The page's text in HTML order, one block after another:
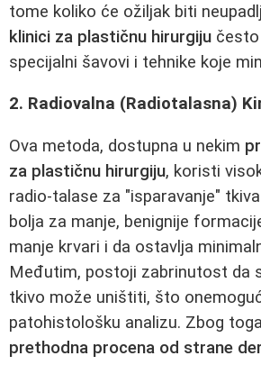
tome koliko će ožiljak biti
klinici za plastičnu hirurgiju
specijalni šavovi i tehnike koje
2. Radiovalna (Radiotalasna)
Ova metoda, dostupna u nekim
za plastičnu hirurgiju, koristi
radio-talase za "isparavanje"
bolja za manje, benignije
manje krvari i da ostavlja
Međutim, postoji zabrinutost da
tkivo može uništiti, što
patohistološku analizu. Zbog
prethodna procena od strane